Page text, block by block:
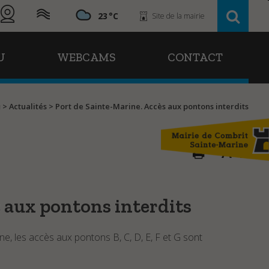
23 Site de la mairie
WEBCAMS CONTACT
>Actualités > Port de Sainte-Marine. Accès aux pontons interdits
A A
aux pontons interdits
les accès aux pontons B, C, D, E, F et G sont